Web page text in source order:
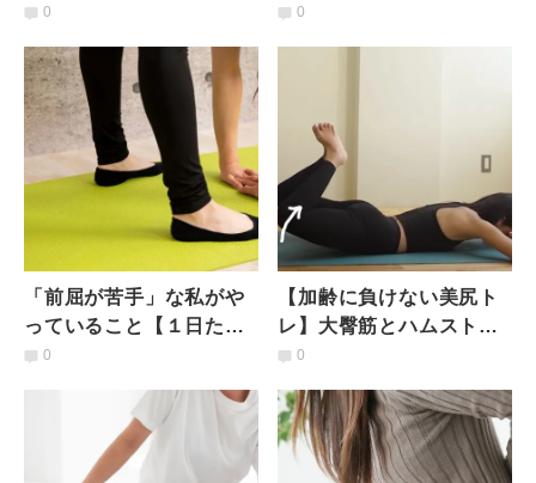
その理由とおうちで続け
やり方
0
【ちょっとキツい、だか
0
「前屈が苦手」な私がや
っていること【１日たっ
た１分！】「前屈が得
0
【加齢に負けない美尻ト
レ】大臀筋とハムストリ
ングにアプローチする
楽トレ」
0